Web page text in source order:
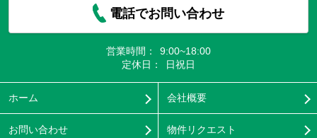
電話でお問い合わせ
営業時間：
9:00~18:00
定休日：
日祝日
ホーム 会社概要
お問い合わせ 物件リクエスト